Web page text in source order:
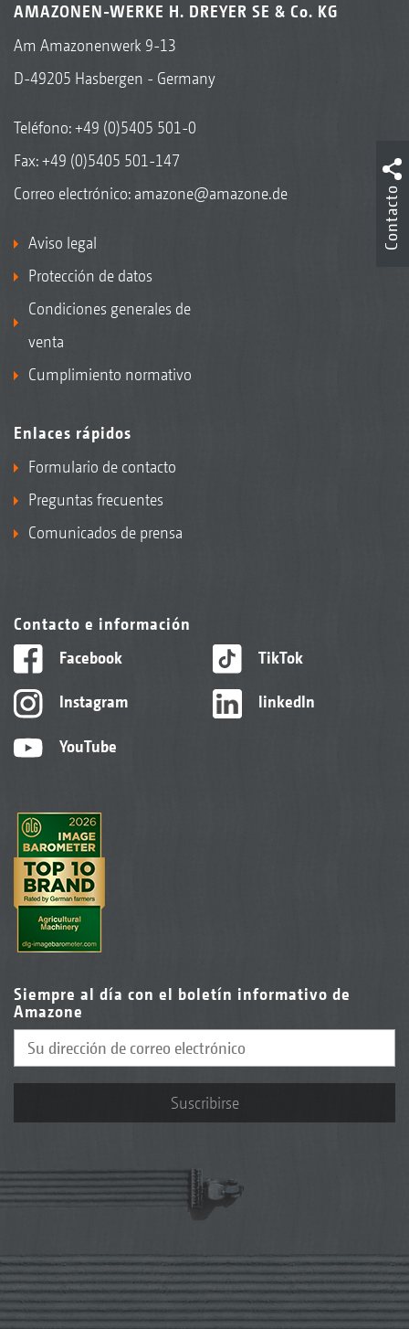
AMAZONEN-WERKE H. DREYER SE & Co. KG
Am Amazonenwerk 9-13
D-49205 Hasbergen - Germany
Teléfono:+49 (0)5405 501-0
Fax: +49 (0)5405 501-147
Correo electrónico: amazone@amazone.de
Aviso legal
Protección de datos
Condiciones generales de
venta
Cumplimiento normativo
Enlaces rápidos
Formulario de contacto
Preguntas frecuentes
Comunicados de prensa
Contacto e información
Facebook
Instagram
YouTube
TikTok
linkedIn
Siempre al día con el boletín informativo de
Amazone
Suscribirse
Contacto